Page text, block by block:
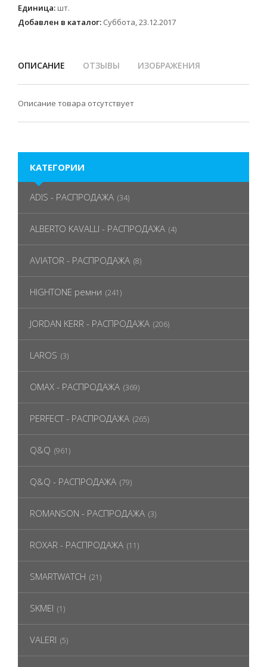
Единица: шт.
Добавлен в каталог: Суббота, 23.12.2017
ОПИСАНИЕ ОТЗЫВЫ ИЗОБРАЖЕНИЯ
Описание товара отсутствует
КАТЕГОРИИ
ADIS - РАСПРОДАЖА (34)
ALBERTO KAVALLI - РАСПРОДАЖА (4)
AVIATOR - РАСПРОДАЖА (8)
HIGHTONE ремни (241)
JORDAN KERR - РАСПРОДАЖА (206)
LAROS (3)
OMAX - РАСПРОДАЖА (369)
PERFECT - РАСПРОДАЖА (265)
Q&Q (961)
Q&Q - РАСПРОДАЖА (79)
ROMANSON - РАСПРОДАЖА (3)
ROXAR - РАСПРОДАЖА (11)
SMARTWATCH (21)
SKMEI (1)
VALERI (5)